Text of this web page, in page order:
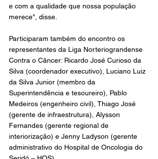
e com a qualidade que nossa população
merece", disse.
Participaram também do encontro os
representantes da Liga Norteriograndense
Contra o Câncer: Ricardo José Curioso da
Silva (coordenador executivo), Luciano Luiz
da Silva Junior (membro da
Superintendência e tesoureiro), Pablo
Medeiros (engenheiro civil), Thiago José
(gerente de infraestrutura), Alysson
Fernandes (gerente regional de
interiorização) e Jenny Ladyson (gerente
administrativo do Hospital de Oncologia do